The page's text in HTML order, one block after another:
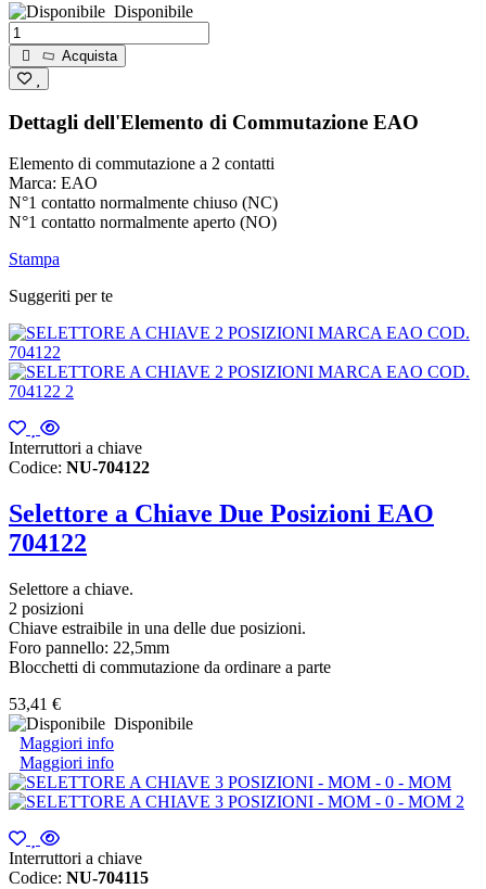
Disponibile
Acquista
Dettagli dell'Elemento di Commutazione EAO
Elemento di commutazione a 2 contatti
Marca: EAO
N°1 contatto normalmente chiuso (NC)
N°1 contatto normalmente aperto (NO)
Stampa
Suggeriti per te
Interruttori a chiave
Codice: NU-704122
Selettore a Chiave Due Posizioni EAO
704122
Selettore a chiave.
2 posizioni
Chiave estraibile in una delle due posizioni.
Foro pannello: 22,5mm
Blocchetti di commutazione da ordinare a parte
53,41 €
Disponibile
Maggiori info
Maggiori info
Interruttori a chiave
Codice: NU-704115